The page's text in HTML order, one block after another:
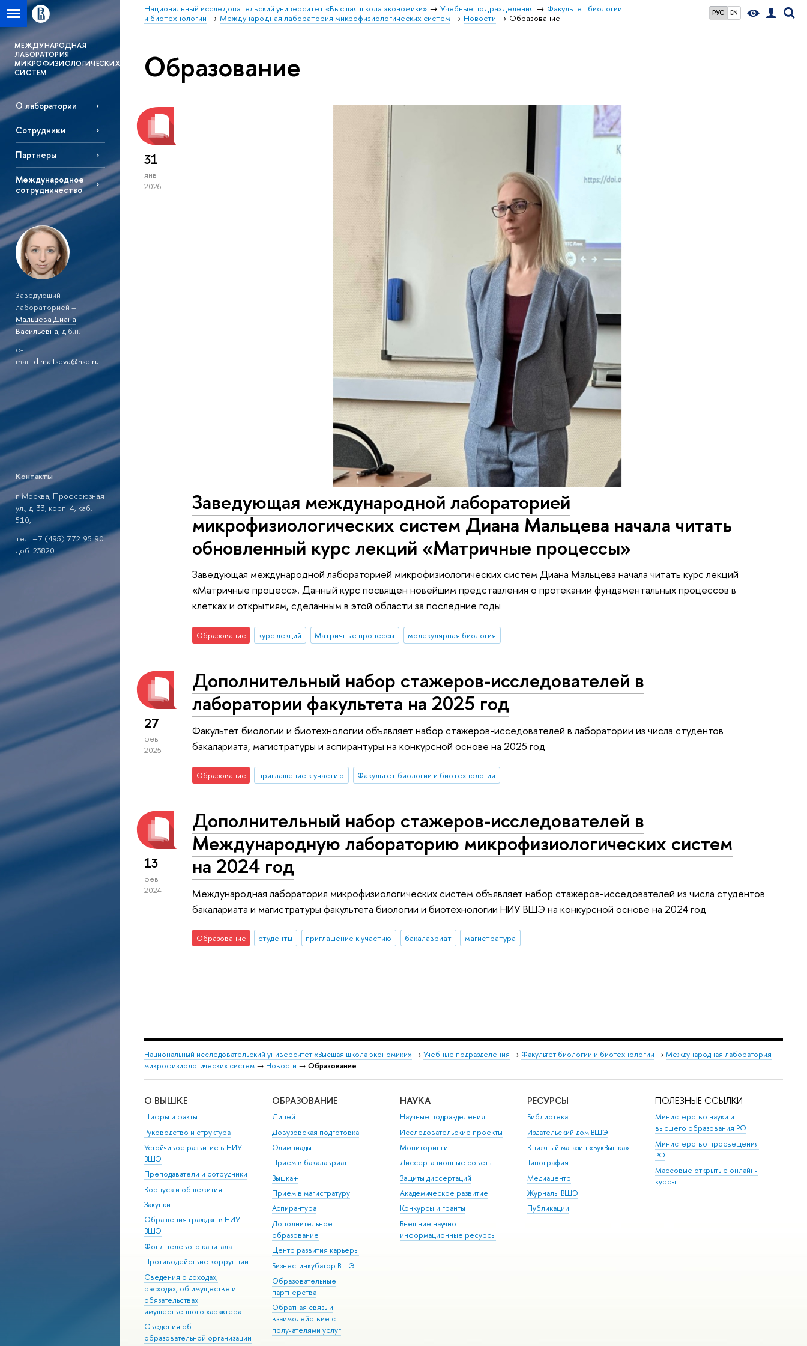
РУС EN
Национальный исследовательский университет «Высшая школа экономики» Учебные подразделения
Факультет биологии
и биотехнологии
Международная лаборатория микрофизиологических систем Новости Образование
MЕЖДУНАРОДНАЯ
ЛАБОРАТОРИЯ
МИКРОФИЗИОЛОГИЧЕСКИХ
СИСТЕМ
О лаборатории
Сотрудники
Партнеры
Международное
сотрудничество
Заведующий
лабораторией –
Мальцева Диана
Васильевна, д.б.н.
e-
mail: d.maltseva@hse.ru
Контакты
г. Москва, Профсоюзная
ул., д. 33, корп. 4, каб.
510,
тел. +7 (495) 772-95-90
доб. 23820
Образование
31
янв
2026
Заведующая международной лабораторией
микрофизиологических систем Диана Мальцева начала читать
обновленный курс лекций «Матричные процессы»
Заведующая международной лабораторией микрофизиологических систем Диана Мальцева начала читать курс лекций
«Матричные процесс». Данный курс посвящен новейшим представления о протекании фундаментальных процессов в
клетках и открытиям, сделанным в этой области за последние годы
Образование курс лекций Матричные процессы молекулярная биология
27
фев
2025
Дополнительный набор стажеров-исследователей в
лаборатории факультета на 2025 год
Факультет биологии и биотехнологии объявляет набор стажеров-исседователей в лаборатории из числа студентов
бакалариата, магистратуры и аспирантуры на конкурсной основе на 2025 год
Образование приглашение к участию Факультет биологии и биотехнологии
13
фев
2024
Дополнительный набор стажеров-исследователей в
Международную лабораторию микрофизиологических систем
на 2024 год
Международная лаборатория микрофизиологических систем объявляет набор стажеров-исседователей из числа студентов
бакалариата и магистратуры факультета биологии и биотехнологии НИУ ВШЭ на конкурсной основе на 2024 год
Образование студенты приглашение к участию бакалавриат магистратура
Национальный исследовательский университет «Высшая школа экономики» → Учебные подразделения → Факультет биологии и биотехнологии → Международная лаборатория
микрофизиологических систем → Новости → Образование
О ВЫШКЕ
Цифры и факты
Руководство и структура
Устойчивое развитие в НИУ
ВШЭ
Преподаватели и сотрудники
Корпуса и общежития
Закупки
Обращения граждан в НИУ
ВШЭ
Фонд целевого капитала
Противодействие коррупции
Сведения о доходах,
расходах, об имуществе и
обязательствах
имущественного характера
Сведения об
образовательной организации
ОБРАЗОВАНИЕ
Лицей
Довузовская подготовка
Олимпиады
Прием в бакалавриат
Вышка+
Прием в магистратуру
Аспирантура
Дополнительное
образование
Центр развития карьеры
Бизнес-инкубатор ВШЭ
Образовательные
партнерства
Обратная связь и
взаимодействие с
получателями услуг
НАУКА
Научные подразделения
Исследовательские проекты
Мониторинги
Диссертационные советы
Защиты диссертаций
Академическое развитие
Конкурсы и гранты
Внешние научно-
информационные ресурсы
РЕСУРСЫ
Библиотека
Издательский дом ВШЭ
Книжный магазин «БукВышка»
Типография
Медиацентр
Журналы ВШЭ
Публикации
ПОЛЕЗНЫЕ ССЫЛКИ
Министерство науки и
высшего образования РФ
Министерство просвещения
РФ
Массовые открытые онлайн-
курсы